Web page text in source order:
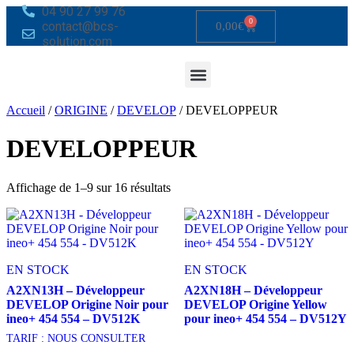
04 90 27 99 76
contact@bcs-
solution.com
0,00€ 0
Accueil /ORIGINE /DEVELOP / DEVELOPPEUR
DEVELOPPEUR
Affichage de 1–9 sur 16 résultats
EN STOCK
A2XN13H – Développeur
DEVELOP Origine Noir pour
ineo+ 454 554 – DV512K
TARIF : NOUS CONSULTER
EN STOCK
A2XN18H – Développeur
DEVELOP Origine Yellow
pour ineo+ 454 554 – DV512Y